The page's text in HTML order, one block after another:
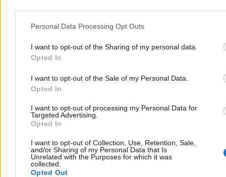
Personal Data Processing Opt Outs
I want to opt-out of the Sharing of my personal data.
Opted In
I want to opt-out of the Sale of my Personal Data.
Opted In
I want to opt-out of processing my Personal Data for
Targeted Advertising.
Opted In
I want to opt-out of Collection, Use, Retention, Sale,
and/or Sharing of my Personal Data that Is
Unrelated with the Purposes for which it was
collected.
Opted Out
Arkadiusz Dziermański
Technologia